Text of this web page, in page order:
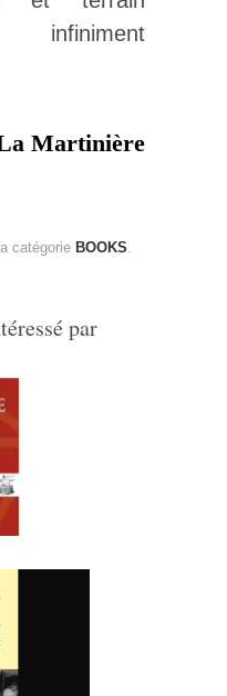
infiniment
Martinière
catégorie BOOKS
par